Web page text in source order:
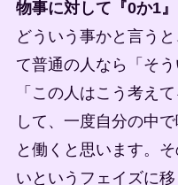
物事に対して『0か1
どういう事かと言う
て普通の人なら「そ
「この人はこう考え
して、一度自分の中
と働くと思います。
いというフェイズに移